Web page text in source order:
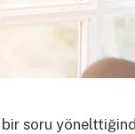
soru